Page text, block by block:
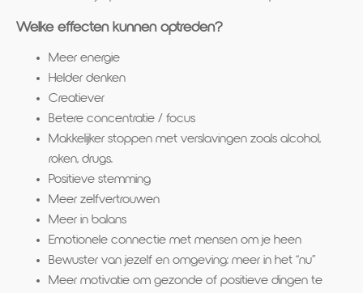
Welke effecten kunnen optreden?
Meer energie
Helder denken
Creatiever
Betere concentratie / focus
Makkelijker stoppen met verslavingen zoals alcohol,
roken, drugs.
Positieve stemming
Meer zelfvertrouwen
Meer in balans
Emotionele connectie met mensen om je heen
Bewuster van jezelf en omgeving: meer in het “nu”
Meer motivatie om gezonde of positieve dingen te